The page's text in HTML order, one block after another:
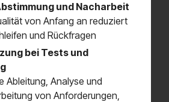
und Nacharbeit
von Anfang an reduziert
und Rückfragen
bei Tests und
Ableitung, Analyse und
von Anforderungen,